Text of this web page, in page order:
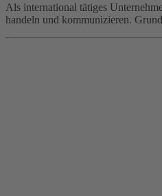
Als international tätiges
handeln und kommunizieren.